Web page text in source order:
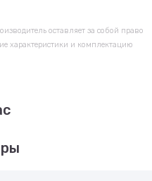
оставляет за собой право
характеристики и комплектацию